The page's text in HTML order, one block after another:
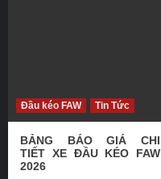
Đầu kéo FAW Tin Tức
BẢNG BÁO GIÁ CHI
TIẾT XE ĐẦU KÉO FAW
2026